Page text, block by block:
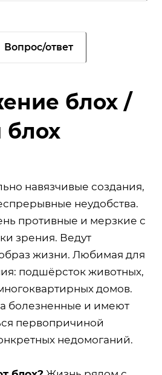
Вопрос/ответ
блох /
блох
навязчивые создания,
неудобства.
противные и мерзкие с
зрения. Ведут
жизни. Любимая для
подшёрсток животных,
домов.
болезненные и имеют
первопричиной
недомоганий.